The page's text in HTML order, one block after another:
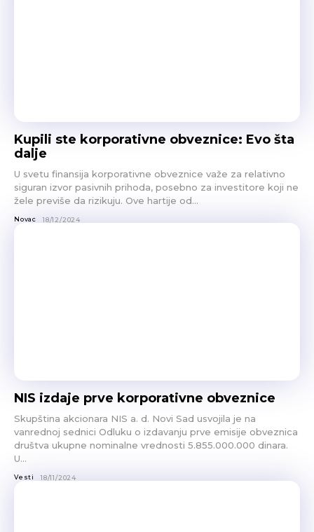
Kupili ste korporativne obveznice: Evo šta
dalje
U svetu finansija korporativne obveznice važe za relativno
siguran izvor pasivnih prihoda, posebno za investitore koji ne
žele previše da rizikuju. Ove hartije od...
Novac 18/12/2024
NIS izdaje prve korporativne obveznice
Skupština akcionara NIS a. d. Novi Sad usvojila je na
vanrednoj sednici Odluku o izdavanju prve emisije obveznica
društva ukupne nominalne vrednosti 5.855.000.000 dinara.
U...
Vesti 18/11/2024